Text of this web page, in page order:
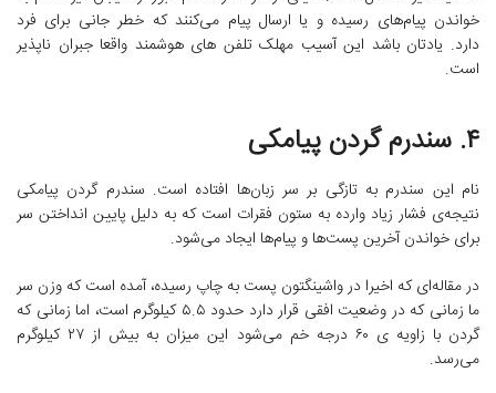
خواندن پیام‌های رسیده و یا ارسال پیام می‌کنند که خطر جانی برای فرد
دارد. یادتان باشد این آسیب مهلک تلفن های هوشمند واقعا جبران ناپذیر
است.
۴. سندرم گردن پیامکی
نام این سندرم به تازگی بر سر زبان‌ها افتاده است. سندرم گردن پیامکی
نتیجه‌ی فشار زیاد وارده به ستون فقرات است که به دلیل پایین انداختن سر
برای خواندن آخرین پست‌ها و پیام‌ها ایجاد می‌شود.
در مقاله‌ای که اخیرا در واشینگتون پست به چاپ رسیده، آمده است که وزن سر
ما زمانی که در وضعیت افقی قرار دارد حدود ۵.۵ کیلوگرم است، اما زمانی که
گردن با زاویه ی ۶۰ درجه خم می‌شود این میزان به بیش از ۲۷ کیلوگرم
می‌رسد.